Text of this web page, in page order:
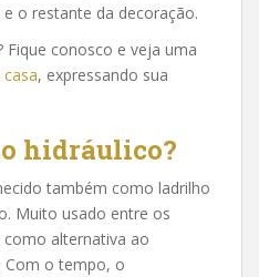
o restante da decoração.
Fique conosco e veja uma
casa, expressando sua
hidráulico?
também como ladrilho
Muito usado entre os
como alternativa ao
Com o tempo, o